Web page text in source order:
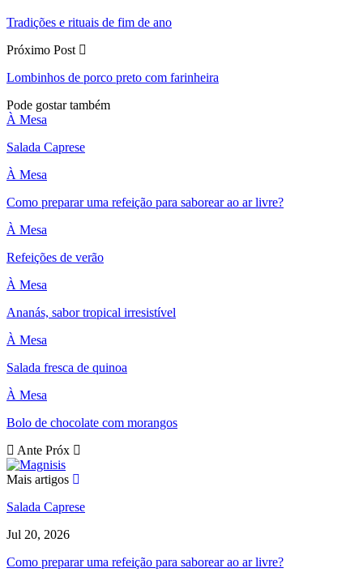
Tradições e rituais de fim de ano
Próximo Post
Lombinhos de porco preto com farinheira
Pode gostar também
À Mesa
Salada Caprese
À Mesa
Como preparar uma refeição para saborear ao ar livre?
À Mesa
Refeições de verão
À Mesa
Ananás, sabor tropical irresistível
À Mesa
Salada fresca de quinoa
À Mesa
Bolo de chocolate com morangos
Ante Próx
Mais artigos
Salada Caprese
Jul 20, 2026
Como preparar uma refeição para saborear ao ar livre?